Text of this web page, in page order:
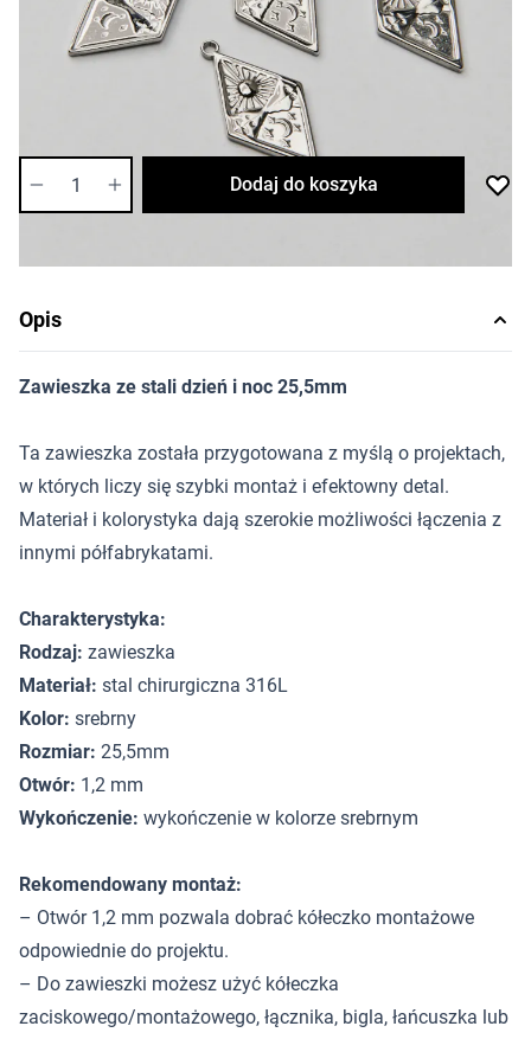
8,62 zł
Cena za sztukę
Dodaj do koszyka
Opis
Zawieszka ze stali dzień i noc 25,5mm
Ta zawieszka została przygotowana z myślą o projektach,
w których liczy się szybki montaż i efektowny detal.
Materiał i kolorystyka dają szerokie możliwości łączenia z
innymi półfabrykatami.
Charakterystyka:
Rodzaj: zawieszka
Materiał: stal chirurgiczna 316L
Kolor: srebrny
Rozmiar: 25,5mm
Otwór: 1,2 mm
Wykończenie: wykończenie w kolorze srebrnym
Rekomendowany montaż:
– Otwór 1,2 mm pozwala dobrać kółeczko montażowe
odpowiednie do projektu.
– Do zawieszki możesz użyć kółeczka
zaciskowego/montażowego, łącznika, bigla, łańcuszka lub